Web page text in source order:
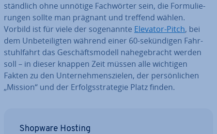
ständ­lich ohne unnötige Fach­wör­ter sein, die For­mu­lie­
run­gen sollte man prägnant und treffend wählen.
Vorbild ist für viele der so­ge­nann­te Elevator-Pitch, bei
dem Un­be­tei­lig­ten während einer 60-se­kün­di­gen Fahr­
stuhl­fahrt das Ge­schäfts­mo­dell na­he­ge­bracht werden
soll – in dieser knappen Zeit müssen alle wichtigen
Fakten zu den Un­ter­neh­mens­zie­len, der per­sön­li­chen
„Mission“ und der Er­folgs­stra­te­gie Platz finden.
Shopware Hosting